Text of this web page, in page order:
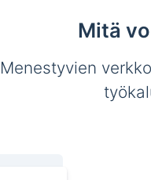
Mitä
Menestyvien